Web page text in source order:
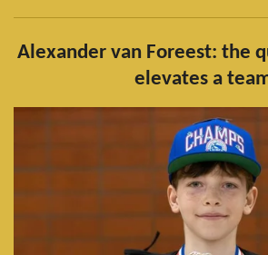
Alexander van Foreest: the
elevates a